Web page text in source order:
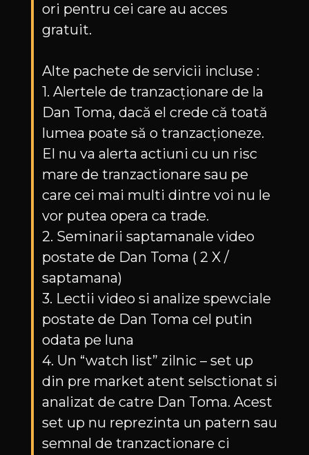
ori pentru cei care au acces
gratuit.
Alte pachete de servicii incluse :
1. Alertele de tranzacționare de la
Dan Toma, dacă el crede că toată
lumea poate să o tranzacționeze.
El nu va alerta actiuni cu un risc
mare de tranzactionare sau pe
care cei mai multi dintre voi nu le
vor putea opera ca trade.
2. Seminarii saptamanale video
postate de Dan Toma ( 2 X /
saptamana)
3. Lectii video si analize spewciale
postate de Dan Toma cel putin
odata pe luna
4. Un “watch list” zilnic – set up
din pre market atent selsctionat si
analizat de catre Dan Toma. Acest
set up nu reprezinta un patern sau
semnal de tranzactionare ci